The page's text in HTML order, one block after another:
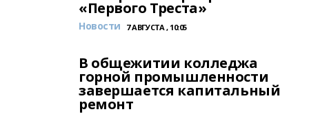
«Первого Треста»
Новости 7 АВГУСТА , 10:05
В общежитии колледжа
горной промышленности
завершается капитальный
ремонт